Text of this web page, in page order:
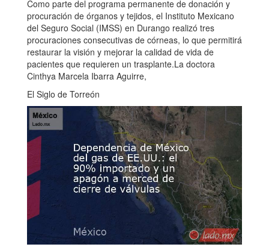
Como parte del programa permanente de donación y
procuración de órganos y tejidos, el Instituto Mexicano
del Seguro Social (IMSS) en Durango realizó tres
procuraciones consecutivas de córneas, lo que permitirá
restaurar la visión y mejorar la calidad de vida de
pacientes que requieren un trasplante.La doctora
Cinthya Marcela Ibarra Aguirre,
El Siglo de Torreón